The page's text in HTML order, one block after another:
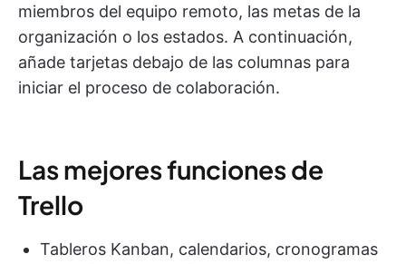
miembros del equipo remoto, las metas de la
organización o los estados. A continuación,
añade tarjetas debajo de las columnas para
iniciar el proceso de colaboración.
Las mejores funciones de
Trello
Tableros Kanban, calendarios, cronogramas